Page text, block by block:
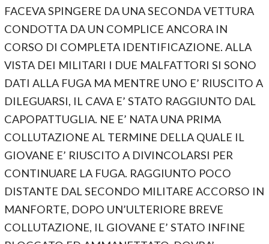
FACEVA SPINGERE DA UNA SECONDA VETTURA
CONDOTTA DA UN COMPLICE ANCORA IN
CORSO DI COMPLETA IDENTIFICAZIONE. ALLA
VISTA DEI MILITARI I DUE MALFATTORI SI SONO
DATI ALLA FUGA MA MENTRE UNO E’ RIUSCITO A
DILEGUARSI, IL CAVA E’ STATO RAGGIUNTO DAL
CAPOPATTUGLIA. NE E’ NATA UNA PRIMA
COLLUTAZIONE AL TERMINE DELLA QUALE IL
GIOVANE E’ RIUSCITO A DIVINCOLARSI PER
CONTINUARE LA FUGA. RAGGIUNTO POCO
DISTANTE DAL SECONDO MILITARE ACCORSO IN
MANFORTE, DOPO UN’ULTERIORE BREVE
COLLUTAZIONE, IL GIOVANE E’ STATO INFINE